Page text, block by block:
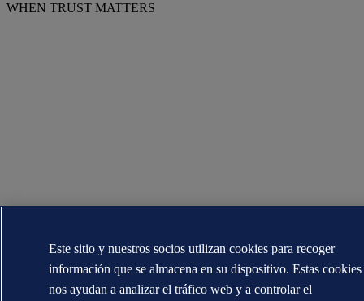
WHEN TRUST MATTERS
Este sitio y nuestros socios utilizan cookies para recoger
información que se almacena en su dispositivo. Estas cookies
nos ayudan a analizar el tráfico web y a controlar el